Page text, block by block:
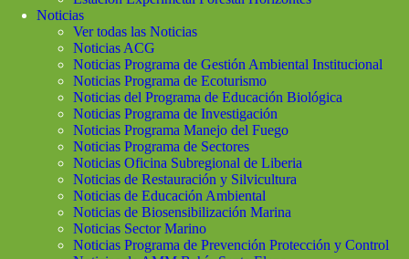
Noticias
Ver todas las Noticias
Noticias ACG
Noticias Programa de Gestión Ambiental Institucional
Noticias Programa de Ecoturismo
Noticias del Programa de Educación Biológica
Noticias Programa de Investigación
Noticias Programa Manejo del Fuego
Noticias Programa de Sectores
Noticias Oficina Subregional de Liberia
Noticias de Restauración y Silvicultura
Noticias de Educación Ambiental
Noticias de Biosensibilización Marina
Noticias Sector Marino
Noticias Programa de Prevención Protección y Control